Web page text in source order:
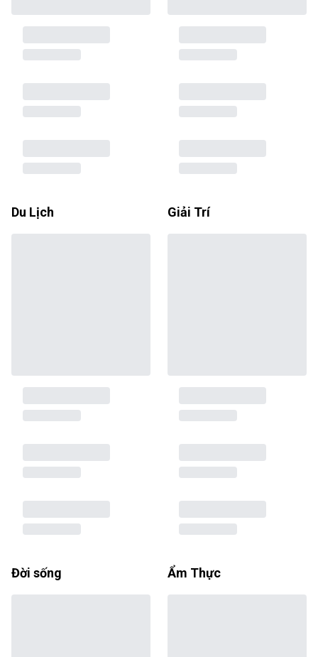
Du Lịch Giải Trí
Đời sống Ẩm Thực